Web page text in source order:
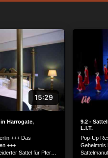
15:29
Harrogate,
+++ Das
+++
Sattel für Pferd
9.2 -
L.I.T.
Pop-Up
Geheimnis